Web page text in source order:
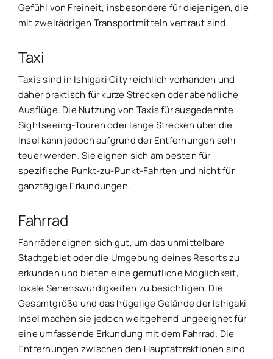
Gefühl von Freiheit, insbesondere für diejenigen, die
mit zweirädrigen Transportmitteln vertraut sind.
Taxi
Taxis sind in Ishigaki City reichlich vorhanden und
daher praktisch für kurze Strecken oder abendliche
Ausflüge. Die Nutzung von Taxis für ausgedehnte
Sightseeing-Touren oder lange Strecken über die
Insel kann jedoch aufgrund der Entfernungen sehr
teuer werden. Sie eignen sich am besten für
spezifische Punkt-zu-Punkt-Fahrten und nicht für
ganztägige Erkundungen.
Fahrrad
Fahrräder eignen sich gut, um das unmittelbare
Stadtgebiet oder die Umgebung deines Resorts zu
erkunden und bieten eine gemütliche Möglichkeit,
lokale Sehenswürdigkeiten zu besichtigen. Die
Gesamtgröße und das hügelige Gelände der Ishigaki
Insel machen sie jedoch weitgehend ungeeignet für
eine umfassende Erkundung mit dem Fahrrad. Die
Entfernungen zwischen den Hauptattraktionen sind